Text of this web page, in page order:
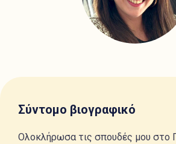
Σύντομο βιογραφικό
Ολοκλήρωσα τις σπουδές μου στο